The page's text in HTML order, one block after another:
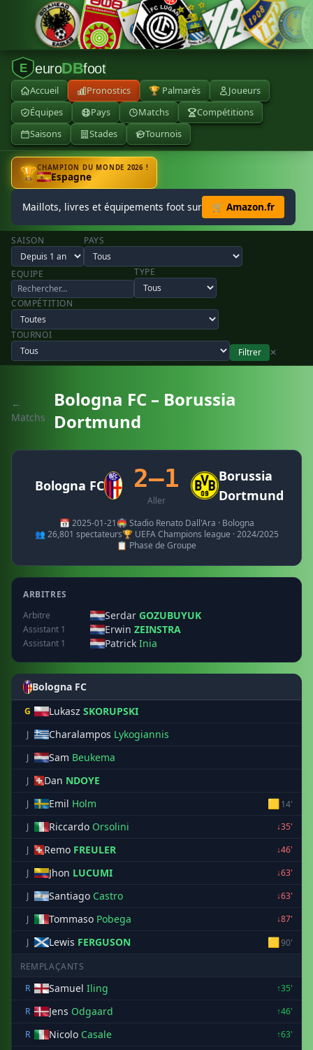
E euroDBfoot
Accueil Pronostics 🏆 Palmarès
Joueurs
Équipes
Pays Matchs
Compétitions
Saisons
Stades Tournois
🏆CHAMPION DU MONDE 2026 !
Espagne
Maillots, livres et équipements foot sur 🛒 Amazon.fr
SAISON PAYS
EQUIPE TYPE
COMPÉTITION
TOURNOI
Filtrer
✕
←
Matchs
Bologna FC – Borussia
Dortmund
Bologna FC 2–1
Aller
Borussia
Dortmund
📅 2025-01-21🏟️ Stadio Renato Dall'Ara · Bologna
👥 26,801 spectateurs🏆 UEFA Champions league · 2024/2025
📋 Phase de Groupe
ARBITRES
Arbitre
Serdar GOZUBUYUK
Assistant 1 Erwin ZEINSTRA
Assistant 1 Patrick Inia
Bologna FC
G Lukasz SKORUPSKI
J Charalampos Lykogiannis
J Sam Beukema
J Dan NDOYE
J Emil Holm 🟨14'
J
Riccardo Orsolini
↓35'
J
Remo FREULER
↓46'
J
Jhon LUCUMI
↓63'
J
Santiago Castro
↓63'
J
Tommaso Pobega
↓87'
J
Lewis FERGUSON 🟨90'
REMPLAÇANTS
R
Samuel Iling
↑35'
R
Jens Odgaard
↑46'
R
Nicolo Casale
↑63'